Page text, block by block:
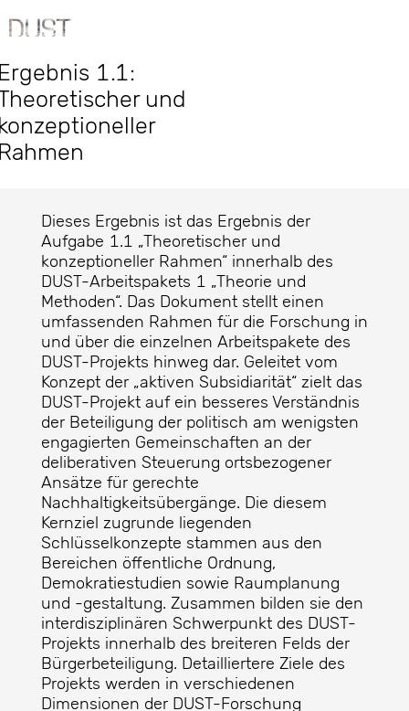
1.1:
und
Dieses Ergebnis ist das Ergebnis der
Aufgabe 1.1 „Theoretischer und
konzeptioneller Rahmen“ innerhalb des
DUST-Arbeitspakets 1 „Theorie und
Methoden“. Das Dokument stellt einen
umfassenden Rahmen für die Forschung in
und über die einzelnen Arbeitspakete des
DUST-Projekts hinweg dar. Geleitet vom
Konzept der „aktiven Subsidiarität“ zielt das
DUST-Projekt auf ein besseres Verständnis
der Beteiligung der politisch am wenigsten
engagierten Gemeinschaften an der
deliberativen Steuerung ortsbezogener
Ansätze für gerechte
Nachhaltigkeitsübergänge. Die diesem
Kernziel zugrunde liegenden
Schlüsselkonzepte stammen aus den
Bereichen öffentliche Ordnung,
Demokratiestudien sowie Raumplanung
und -gestaltung. Zusammen bilden sie den
interdisziplinären Schwerpunkt des DUST-
Projekts innerhalb des breiteren Felds der
Bürgerbeteiligung. Detailliertere Ziele des
Projekts werden in verschiedenen
Dimensionen der DUST-Forschung